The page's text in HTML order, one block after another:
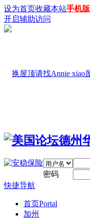
设为首页收藏本站手机版
开启辅助访问
密码
快捷导航
首页Portal
加州